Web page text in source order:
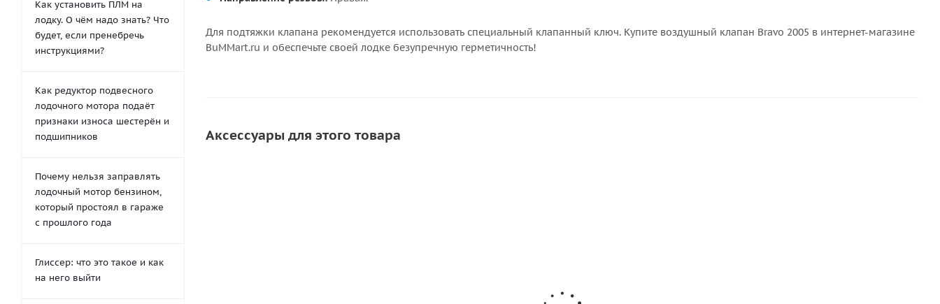
Для подтяжки клапана рекомендуется использовать специальный клапанный ключ. Купите воздушный клапан Bravo 2005 в интернет-магазине
BuMMart.ru и обеспечьте своей лодке безупречную герметичность!
Аксессуары для этого товара
Как установить ПЛМ на
лодку. О чём надо знать? Что
будет, если пренебречь
инструкциями?
Как редуктор подвесного
лодочного мотора подаёт
признаки износа шестерён и
подшипников
Почему нельзя заправлять
лодочный мотор бензином,
который простоял в гараже
с прошлого года
Глиссер: что это такое и как
на него выйти